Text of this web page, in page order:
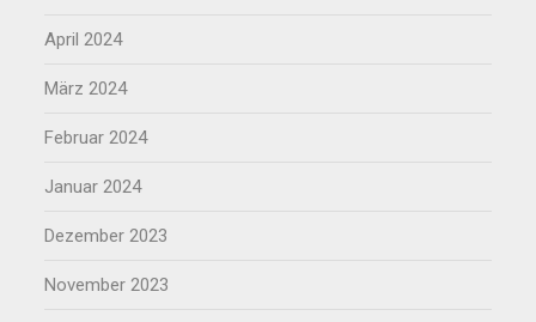
April 2024
März 2024
Februar 2024
Januar 2024
Dezember 2023
November 2023